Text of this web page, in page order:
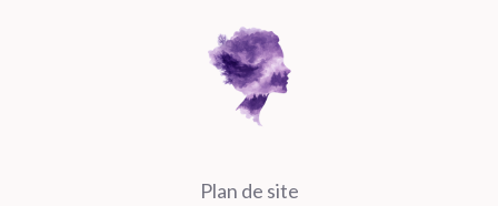
Plan de site